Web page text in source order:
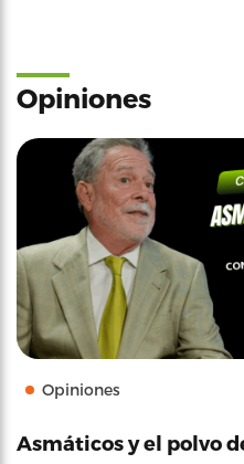
Opiniones
Opiniones
Asmáticos y el polvo